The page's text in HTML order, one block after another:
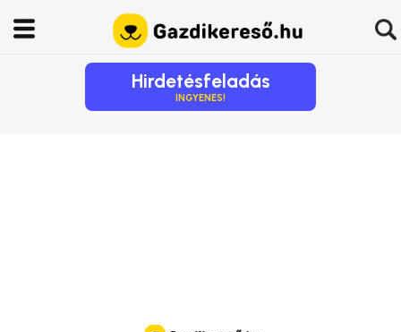
Hirdetésfeladás
INGYENES!